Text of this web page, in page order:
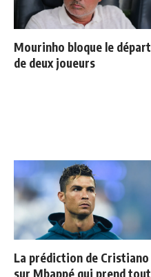
Mourinho bloque le départ
de deux joueurs
La prédiction de Cristiano
sur Mbappé qui prend tout